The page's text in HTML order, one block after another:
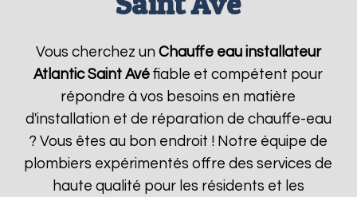
Vous cherchez un Chauffe eau installateur
Atlantic Saint Avé fiable et compétent pour
répondre à vos besoins en matière
d'installation et de réparation de chauffe-eau
? Vous êtes au bon endroit ! Notre équipe de
plombiers expérimentés offre des services de
haute qualité pour les résidents et les